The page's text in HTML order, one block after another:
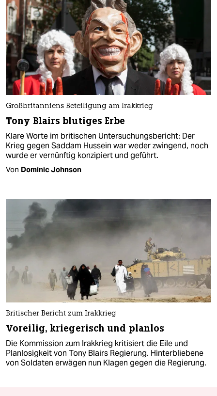
Großbritanniens Beteiligung am Irakkrieg
Tony Blairs blutiges Erbe
Klare Worte im britischen Untersuchungsbericht: Der
Krieg gegen Saddam Hussein war weder zwingend, noch
wurde er vernünftig konzipiert und geführt.
Von Dominic Johnson
Britischer Bericht zum Irakkrieg
Voreilig, kriegerisch und planlos
Die Kommission zum Irakkrieg kritisiert die Eile und
Planlosigkeit von Tony Blairs Regierung. Hinterbliebene
von Soldaten erwägen nun Klagen gegen die Regierung.